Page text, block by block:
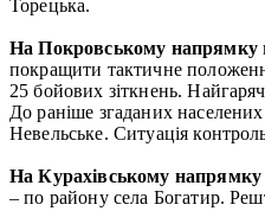
Торецька.
На Покровському напрямку
покращити тактичне
25 бойових зіткнень.
До раніше згаданих
Невельське. Ситуація
На Курахівському напрямку
– по району села Богатир.